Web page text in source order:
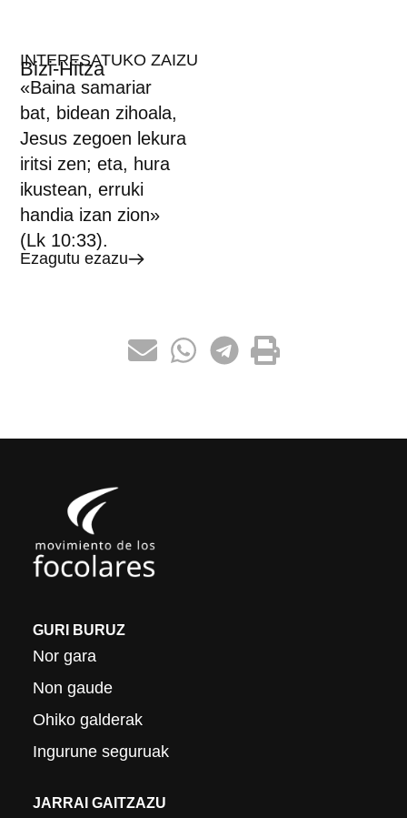
INTERESATUKO ZAIZU
Bizi-Hitza
«Baina samariar
bat, bidean zihoala,
Jesus zegoen lekura
iritsi zen; eta, hura
ikustean, erruki
handia izan zion»
(Lk 10:33).
Ezagutu ezazu
GURI BURUZ
Nor gara
Non gaude
Ohiko galderak
Ingurune seguruak
JARRAI GAITZAZU